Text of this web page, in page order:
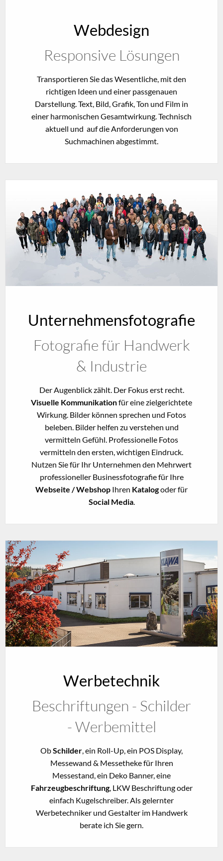
Webdesign
Responsive Lösungen
Transportieren Sie das Wesentliche, mit den
richtigen Ideen und einer passgenauen
Darstellung. Text, Bild, Grafik, Ton und Film in
einer harmonischen Gesamtwirkung. Technisch
aktuell und auf die Anforderungen von
Suchmachinen abgestimmt.
Unternehmensfotografie
Fotografie für Handwerk
& Industrie
Der Augenblick zählt. Der Fokus erst recht.
Visuelle Kommunikationfür eine zielgerichtete
Wirkung. Bilder können sprechen und Fotos
beleben. Bilder helfen zu verstehen und
vermitteln Gefühl. Professionelle Fotos
vermitteln den ersten, wichtigen Eindruck.
Nutzen Sie für Ihr Unternehmen den Mehrwert
professioneller Businessfotografie für Ihre
Webseite / Webshop Ihren Katalogoder für
Social Media.
Werbetechnik
Beschriftungen - Schilder
- Werbemittel
ObSchilder, ein Roll-Up, ein POS Display,
Messewand & Messetheke für Ihren
Messestand, ein Deko Banner, eine
Fahrzeugbeschriftung, LKW Beschriftung oder
einfach Kugelschreiber. Als gelernter
Werbetechniker und Gestalter im Handwerk
berate ich Sie gern.